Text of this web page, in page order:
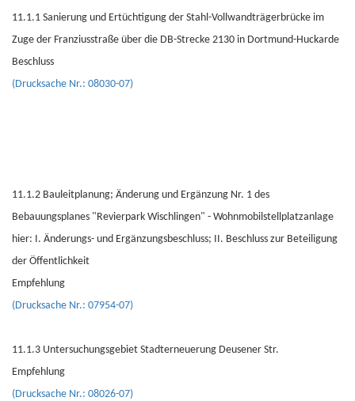
11.1.1 Sanierung und Ertüchtigung der Stahl-Vollwandträgerbrücke im
Zuge der Franziusstraße über die DB-Strecke 2130 in Dortmund-Huckarde
Beschluss
(Drucksache Nr.: 08030-07)
11.1.2 Bauleitplanung; Änderung und Ergänzung Nr. 1 des
Bebauungsplanes "Revierpark Wischlingen" - Wohnmobilstellplatzanlage
hier: I. Änderungs- und Ergänzungsbeschluss; II. Beschluss zur Beteiligung
der Öffentlichkeit
Empfehlung
(Drucksache Nr.: 07954-07)
11.1.3 Untersuchungsgebiet Stadterneuerung Deusener Str.
Empfehlung
(Drucksache Nr.: 08026-07)